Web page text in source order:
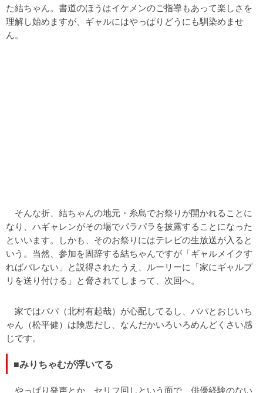
た結ちゃん。書道のほうはイケメンのご指導もあって楽しさを
理解し始めますが、ギャルにはやっぱりどうにも馴染めませ
ん。
そんな折、結ちゃんの地元・糸島でお祭りが開かれることに
なり、ハギャレンがその場でパラパラを披露することになった
といいます。しかも、そのお祭りにはテレビの生放送が入ると
いう。当然、参加を固辞する結ちゃんですが「ギャルメイクす
ればバレない」と説得されたうえ、ルーリーに「家にギャルプ
リを送り付ける」と脅されてしまって、次回へ。
家ではパパ（北村有起哉）が心配してるし、パパとおじいち
ゃん（松平健）は険悪だし、なんだかいろいろめんどくさい感
じです。
■みりちゃむが浮いてる
やっぱり発声とか、セリフ回しという面で、俳優経験のない